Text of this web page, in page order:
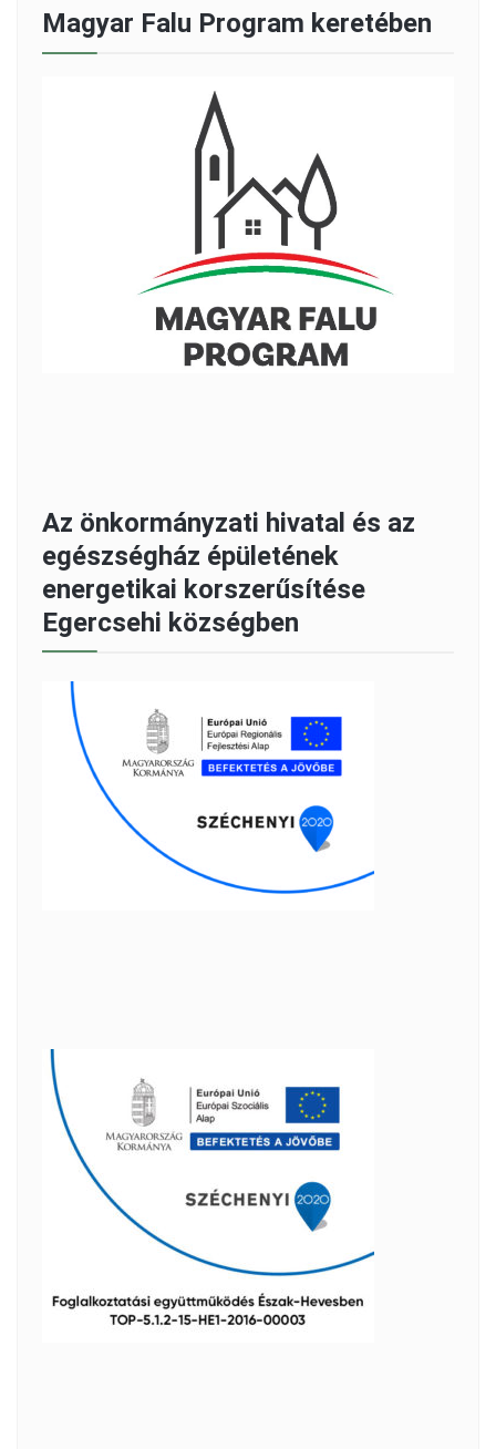
Magyar Falu Program keretében
Az önkormányzati hivatal és az
egészségház épületének
energetikai korszerűsítése
Egercsehi községben